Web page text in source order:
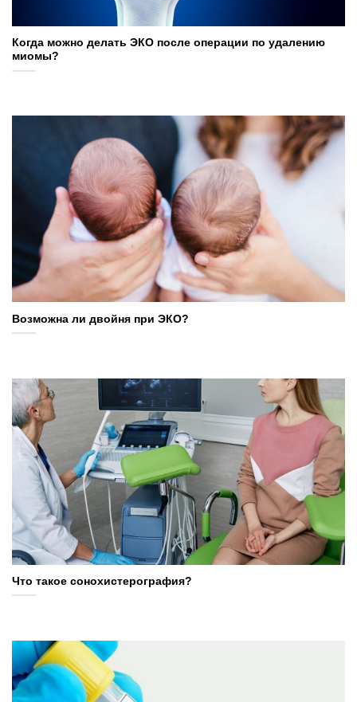
Когда можно делать ЭКО после операции по удалению
миомы?
Возможна ли двойня при ЭКО?
Что такое сонохистерография?